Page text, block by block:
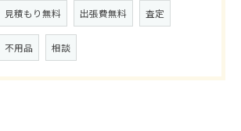
見積もり無料 出張費無料 査定
不用品 相談